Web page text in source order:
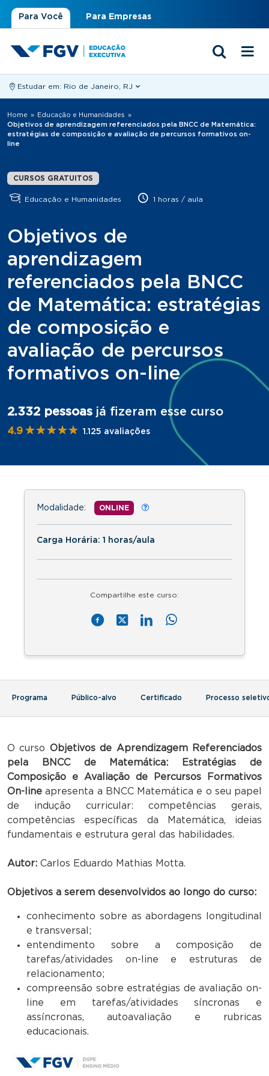
Para Você Para Empresas
Estudar em: Rio de Janeiro, RJ
Você está aqui
Home » Educação e Humanidades
»
Objetivos de aprendizagem referenciados pela BNCC de Matemática:
estratégias de composição e avaliação de percursos formativos on-
line
CURSOS GRATUITOS
Educação e Humanidades 1 horas / aula
Objetivos de
aprendizagem
referenciados pela BNCC
de Matemática: estratégias
de composição e
avaliação de percursos
formativos on-line
2.332 pessoas já fizeram esse curso
4.9 ★★★★★
★★★★★ 1.125 avaliações
Modalidade: ONLINE
Carga Horária: 1 horas/aula
Compartilhe este curso:
Programa Público-alvo Certificado Processo
O curso Objetivos de Aprendizagem Referenciados
pela BNCC de Matemática: Estratégias de
Composição e Avaliação de Percursos Formativos
On-lineapresenta a BNCC Matemática e o seu papel
de indução curricular: competências gerais,
competências específicas da Matemática, ideias
fundamentais e estrutura geral das habilidades.
Autor: Carlos Eduardo Mathias Motta.
Objetivos a serem desenvolvidos ao longo do curso:
conhecimento sobre as abordagens longitudinal
e transversal;
entendimento sobre a composição de
tarefas/atividades on-line e estruturas de
relacionamento;
compreensão sobre estratégias de avaliação on-
line em tarefas/atividades síncronas e
assíncronas, autoavaliação e rubricas
educacionais.